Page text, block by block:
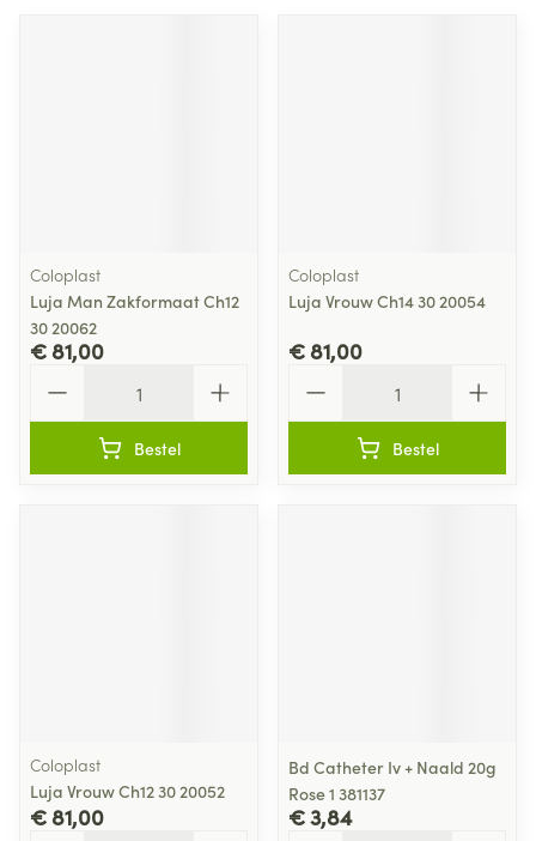
Coloplast
Luja Man Zakformaat Ch12
30 20062
€ 81,00
Bestel
Coloplast
Luja Vrouw Ch14 30 20054
€ 81,00
Bestel
Coloplast
Luja Vrouw Ch12 30 20052
€ 81,00
Bd Catheter Iv + Naald 20g
Rose 1 381137
€ 3,84